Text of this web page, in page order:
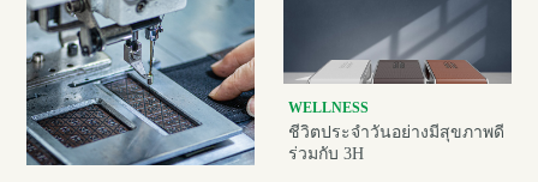
WELLNESS
ชีวิตประจำวันอย่างมีสุขภาพดี
ร่วมกับ 3H